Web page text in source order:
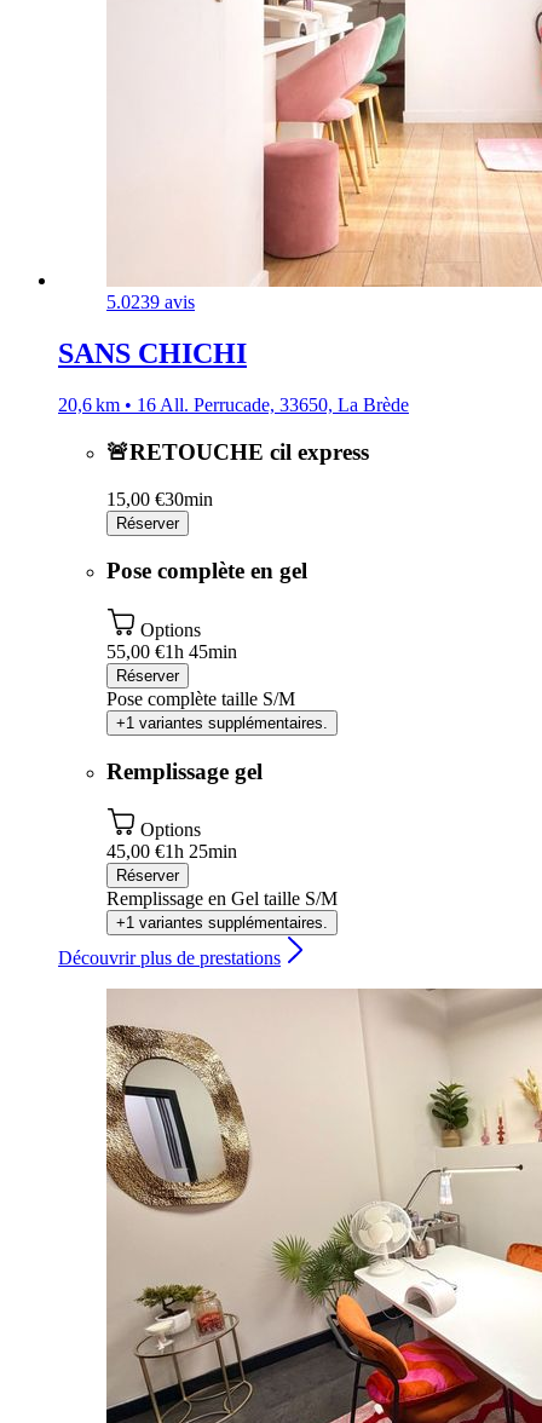
5.0239 avis
SANS CHICHI
20,6 km • 16 All. Perrucade, 33650, La Brède
🚨RETOUCHE cil express
15,00 €30min
Réserver
Pose complète en gel
Options
55,00 €1h 45min
Réserver
Pose complète taille S/M
+1 variantes supplémentaires.
Remplissage gel
Options
45,00 €1h 25min
Réserver
Remplissage en Gel taille S/M
+1 variantes supplémentaires.
Découvrir plus de prestations